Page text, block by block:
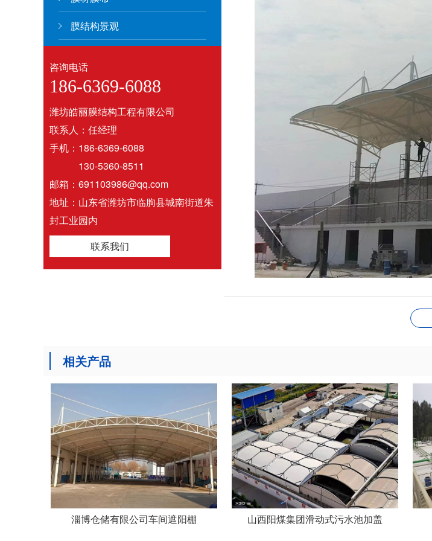
膜结构景观
咨询电话
186-6369-6088
潍坊皓丽膜结构工程有限公司
联系人：任经理
手机：186-6369-6088
130-5360-8511
邮箱：691103986@qq.com
地址：山东省潍坊市临朐县城南街道朱
封工业园内
联系我们
相关产品
淄博仓储有限公司车间遮阳棚 山西阳煤集团滑动式污水池加盖